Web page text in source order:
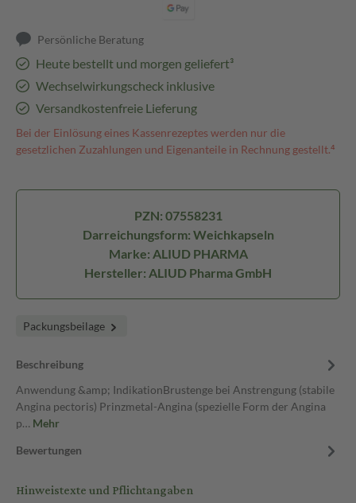
Persönliche Beratung
Heute bestellt und morgen geliefert³
Wechselwirkungscheck inklusive
Versandkostenfreie Lieferung
Bei der Einlösung eines Kassenrezeptes werden nur die
gesetzlichen Zuzahlungen und Eigenanteile in Rechnung gestellt.⁴
PZN: 07558231
Darreichungsform: Weichkapseln
Marke: ALIUD PHARMA
Hersteller: ALIUD Pharma GmbH
Packungsbeilage
Beschreibung
Anwendung &amp; IndikationBrustenge bei Anstrengung (stabile
Angina pectoris) Prinzmetal-Angina (spezielle Form der Angina
p… Mehr
Bewertungen
Hinweistexte und Pflichtangaben